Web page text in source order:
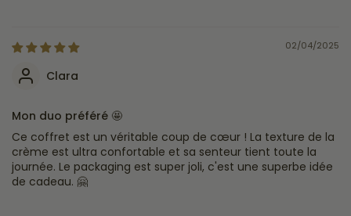
02/04/2025
Clara
Mon duo préféré 🤩
Ce coffret est un véritable coup de cœur ! La texture de la
crème est ultra confortable et sa senteur tient toute la
journée. Le packaging est super joli, c'est une superbe idée
de cadeau. 🤗